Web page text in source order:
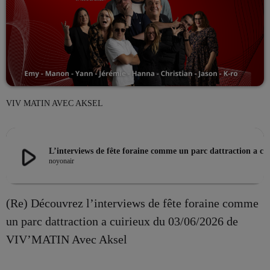
EMISSION EN COURS
LES MUSICALES
La playlist VIV’FM
Music non-stop
close
VIV MATIN AVEC AKSEL
play_arrow noyonair
(Re) Découvrez l’interviews de fête foraine comme
un parc dattraction a cuirieux du 03/06/2026 de
VIV’MATIN Avec Aksel